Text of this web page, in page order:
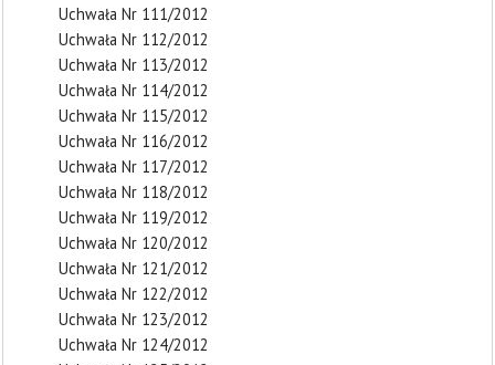
Uchwała Nr 111/2012
Uchwała Nr 112/2012
Uchwała Nr 113/2012
Uchwała Nr 114/2012
Uchwała Nr 115/2012
Uchwała Nr 116/2012
Uchwała Nr 117/2012
Uchwała Nr 118/2012
Uchwała Nr 119/2012
Uchwała Nr 120/2012
Uchwała Nr 121/2012
Uchwała Nr 122/2012
Uchwała Nr 123/2012
Uchwała Nr 124/2012